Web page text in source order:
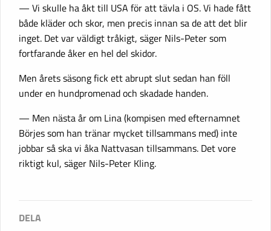
— Vi skulle ha åkt till USA för att tävla i OS. Vi hade fått
både kläder och skor, men precis innan sa de att det blir
inget. Det var väldigt tråkigt, säger Nils-Peter som
fortfarande åker en hel del skidor.
Men årets säsong fick ett abrupt slut sedan han föll
under en hundpromenad och skadade handen.
— Men nästa år om Lina (kompisen med efternamnet
Börjes som han tränar mycket tillsammans med) inte
jobbar så ska vi åka Nattvasan tillsammans. Det vore
riktigt kul, säger Nils-Peter Kling.